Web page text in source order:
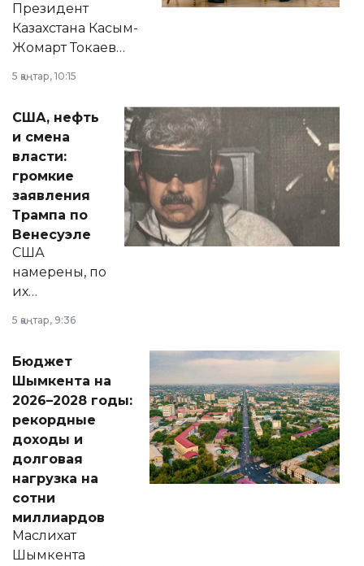
Президент
Казахстана Касым-
Жомарт Токаев
сразу несколько
актуальных тем —
от слухов о
политических
реформах до
вопросов армии,
экономики и
личного здоровья.
5 қаңтар, 10:15
США, нефть
и смена
власти:
громкие
заявления
Трампа по
Венесуэле
США
намерены, по
их
принести
народу
Венесуэлы.
5 қаңтар, 9:36
Бюджет
Шымкента на
2026–2028 годы:
рекордные
доходы и
долговая
нагрузка на
сотни
миллиардов
Маслихат
Шымкента